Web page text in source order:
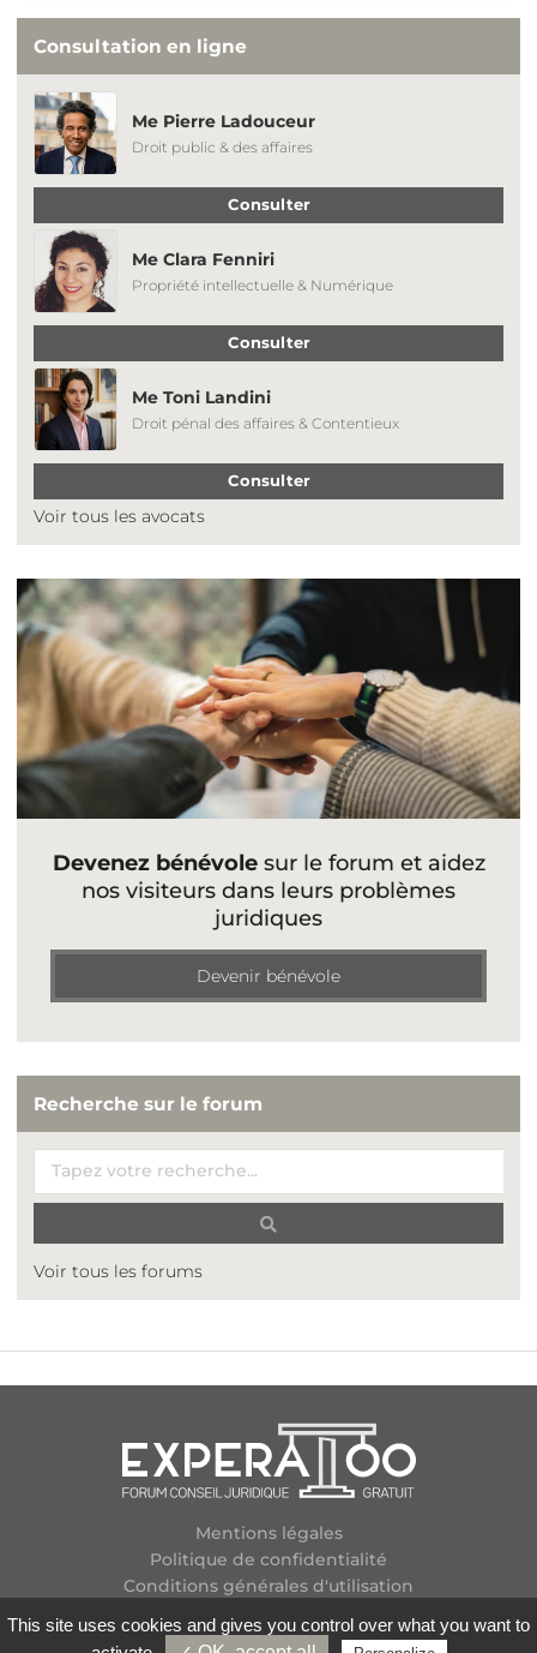
Consultation en ligne
Me Pierre Ladouceur
Droit public & des affaires
Consulter
Me Clara Fenniri
Propriété intellectuelle & Numérique
Consulter
Me Toni Landini
Droit pénal des affaires & Contentieux
Consulter
Voir tous les avocats
Devenez bénévolesur le forum et aidez
nos visiteurs dans leurs problèmes
juridiques
Devenir bénévole
Recherche sur le forum
Voir tous les forums
Mentions légales
Politique de confidentialité
Conditions générales d'utilisation
Contactez-nous
This site uses cookies and gives you control over what you want to